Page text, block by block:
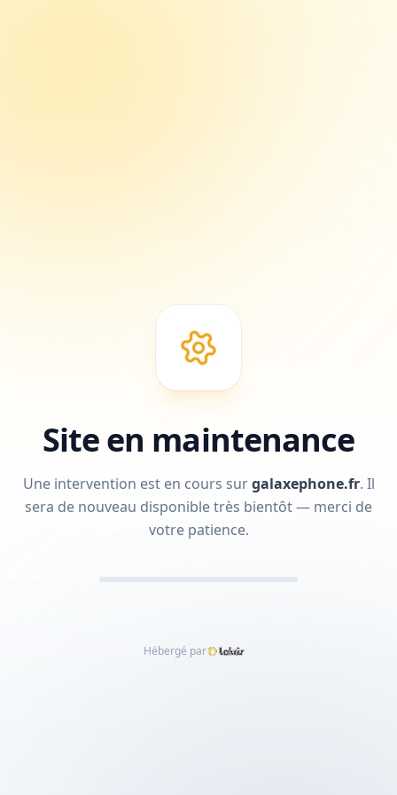
Site en maintenance
Une intervention est en cours surgalaxephone.fr. Il
sera de nouveau disponible très bientôt — merci de
votre patience.
Hébergé par